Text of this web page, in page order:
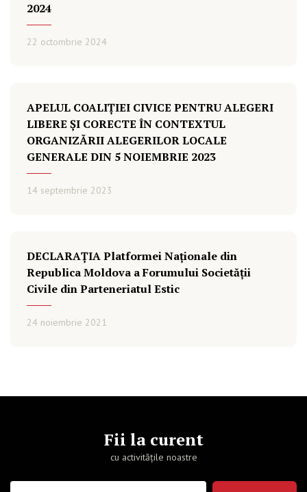
2024
22 octombrie 2024
APELUL COALIȚIEI CIVICE PENTRU ALEGERI
LIBERE ȘI CORECTE ÎN CONTEXTUL
ORGANIZĂRII ALEGERILOR LOCALE
GENERALE DIN 5 NOIEMBRIE 2023
14 septembrie 2023
DECLARAȚIA Platformei Naționale din
Republica Moldova a Forumului Societății
Civile din Parteneriatul Estic
24 noiembrie 2021
Fii la curent
cu activitățile noastre